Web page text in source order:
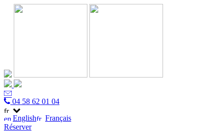
04 58 62 01 04
English
Français
Réserver